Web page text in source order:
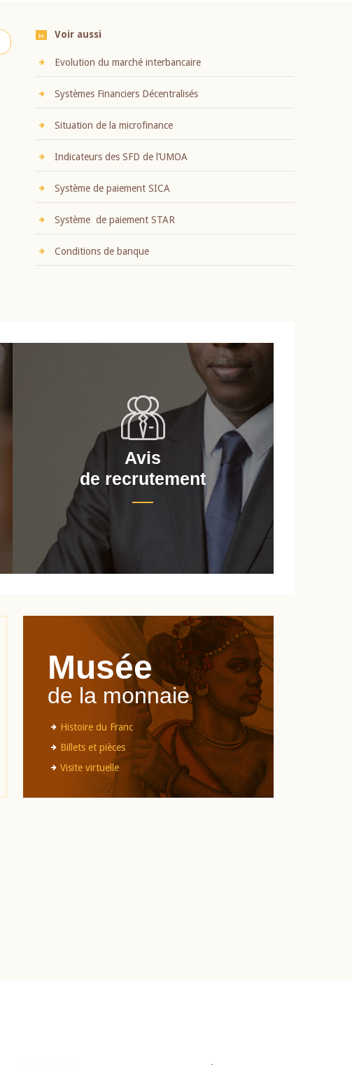
Voir aussi
Evolution du marché interbancaire
Systèmes Financiers Décentralisés
Situation de la microfinance
Indicateurs des SFD de l’UMOA
Système de paiement SICA
Système de paiement STAR
Conditions de banque
Avis
de recrutement
Musée
de la monnaie
Histoire du Franc
Billets et pièces
Visite virtuelle